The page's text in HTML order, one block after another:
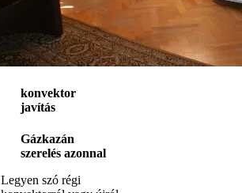
konvektor
javítás
Gázkazán
szerelés azonnal
Legyen szó régi